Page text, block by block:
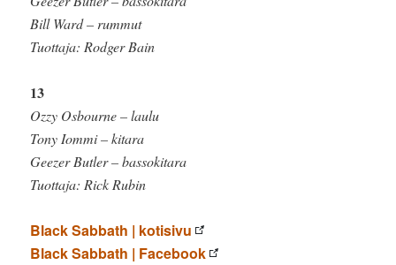
Bill Ward – rummut
Tuottaja: Rodger Bain
13
Ozzy Osbourne – laulu
Tony Iommi – kitara
Geezer Butler – bassokitara
Tuottaja: Rick Rubin
Black Sabbath | kotisivu
Black Sabbath | Facebook